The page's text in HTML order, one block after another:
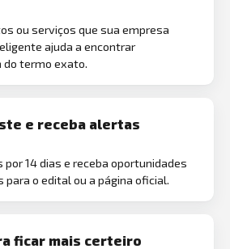
ou serviços que sua empresa
ajuda a encontrar
do termo exato.
e receba alertas
por 14 dias e receba oportunidades
para o edital ou a página oficial.
ficar mais certeiro